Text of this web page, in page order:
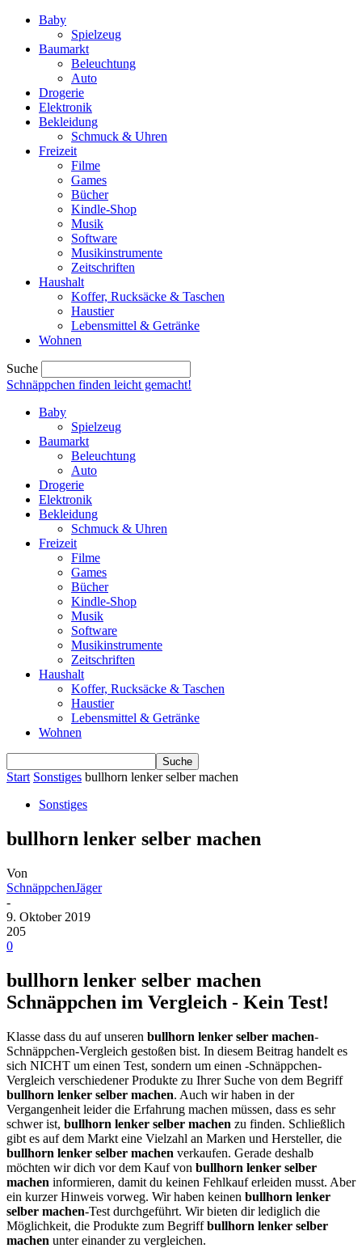
Baby
Spielzeug
Baumarkt
Beleuchtung
Auto
Drogerie
Elektronik
Bekleidung
Schmuck & Uhren
Freizeit
Filme
Games
Bücher
Kindle-Shop
Musik
Software
Musikinstrumente
Zeitschriften
Haushalt
Koffer, Rucksäcke & Taschen
Haustier
Lebensmittel & Getränke
Wohnen
Suche
Schnäppchen finden leicht gemacht!
Baby
Spielzeug
Baumarkt
Beleuchtung
Auto
Drogerie
Elektronik
Bekleidung
Schmuck & Uhren
Freizeit
Filme
Games
Bücher
Kindle-Shop
Musik
Software
Musikinstrumente
Zeitschriften
Haushalt
Koffer, Rucksäcke & Taschen
Haustier
Lebensmittel & Getränke
Wohnen
Start Sonstiges bullhorn lenker selber machen
Sonstiges
bullhorn lenker selber machen
Von
SchnäppchenJäger
-
9. Oktober 2019
205
0
bullhorn lenker selber machen
Schnäppchen im Vergleich - Kein Test!
Klasse dass du auf unseren bullhorn lenker selber machen-
Schnäppchen-Vergleich gestoßen bist. In diesem Beitrag handelt es
sich NICHT um einen Test, sondern um einen -Schnäppchen-
Vergleich verschiedener Produkte zu Ihrer Suche von dem Begriff
bullhorn lenker selber machen. Auch wir haben in der
Vergangenheit leider die Erfahrung machen müssen, dass es sehr
schwer ist, bullhorn lenker selber machen zu finden. Schließlich
gibt es auf dem Markt eine Vielzahl an Marken und Hersteller, die
bullhorn lenker selber machen verkaufen. Gerade deshalb
möchten wir dich vor dem Kauf von bullhorn lenker selber
machen informieren, damit du keinen Fehlkauf erleiden musst. Aber
ein kurzer Hinweis vorweg. Wir haben keinen bullhorn lenker
selber machen-Test durchgeführt. Wir bieten dir lediglich die
Möglichkeit, die Produkte zum Begriffbullhorn lenker selber
machen unter einander zu vergleichen.